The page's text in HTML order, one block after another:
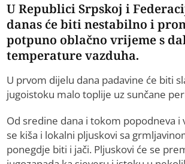
U Republici Srpskoj i
danas će biti nestabilno i
potpuno oblačno vrijeme s
temperature vazduha.
U prvom dijelu dana padavine će biti
jugoistoku malo toplije uz sunčane
Od sredine dana i tokom popodneva i
se kiša i lokalni pljuskovi sa
ponegdje biti i jači. Pljuskovi će se